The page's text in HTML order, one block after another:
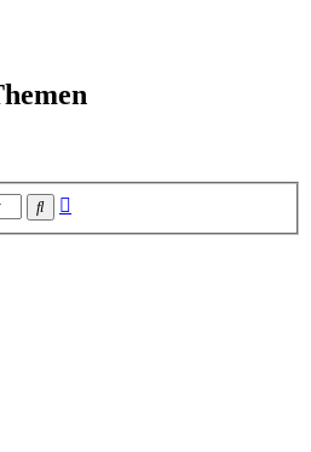
Suche